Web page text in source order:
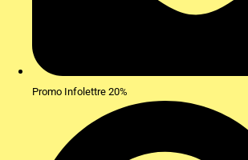
Promo Infolettre 20%